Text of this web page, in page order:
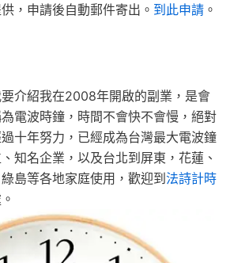
，申請後自動郵件寄出。 到此申請 。
介紹我在2008年開啟的副業，是會
電波時鐘，時間不會快不會慢，絕對
十年努力，已經成為台灣最大電波鐘
知名企業，以及台北到屏東，花蓮、
島等各地家庭使用，歡迎到 法詩計時